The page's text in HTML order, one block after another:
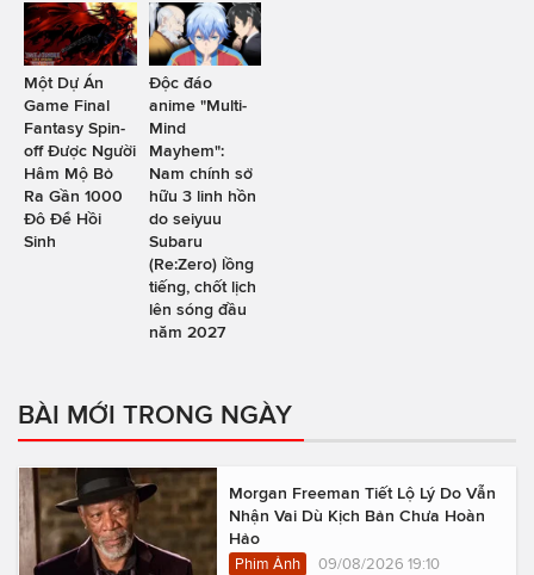
Một Dự Án
Game Final
Fantasy Spin-
off Được Người
Hâm Mộ Bỏ
Ra Gần 1000
Đô Để Hồi
Sinh
Độc đáo
anime "Multi-
Mind
Mayhem":
Nam chính sở
hữu 3 linh hồn
do seiyuu
Subaru
(Re:Zero) lồng
tiếng, chốt lịch
lên sóng đầu
năm 2027
BÀI MỚI TRONG NGÀY
Morgan Freeman Tiết Lộ Lý Do Vẫn
Nhận Vai Dù Kịch Bản Chưa Hoàn
Hảo
Phim Ảnh 09/08/2026 19:10